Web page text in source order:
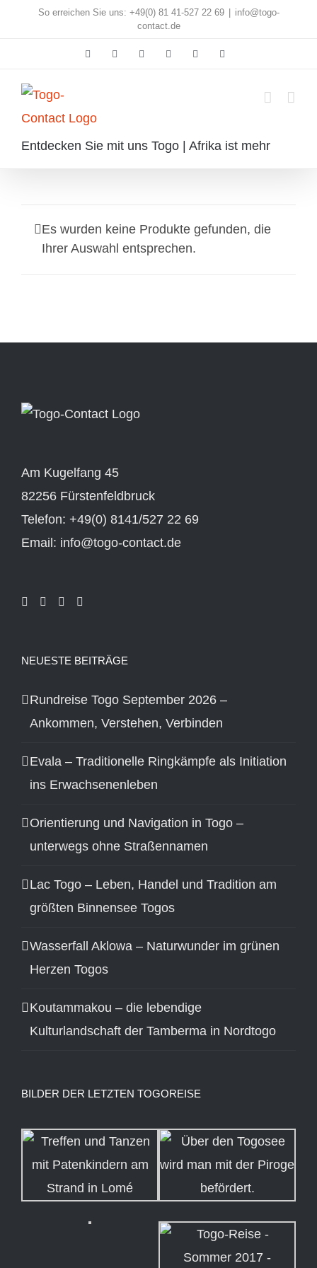
So erreichen Sie uns: +49(0) 81 41-527 22 69
info@togo-
contact.de
FacebookInstagramPinterest
Entdecken Sie mit uns Togo | Afrika ist mehr
Es wurden keine Produkte gefunden, die
Ihrer Auswahl entsprechen.
Am Kugelfang 45
82256 Fürstenfeldbruck
Telefon: +49(0) 8141/527 22 69
Email: info@togo-contact.de
NEUESTE BEITRÄGE
Rundreise Togo September 2026 –
Ankommen, Verstehen, Verbinden
Evala – Traditionelle Ringkämpfe als Initiation
ins Erwachsenenleben
Orientierung und Navigation in Togo –
unterwegs ohne Straßennamen
Lac Togo – Leben, Handel und Tradition am
größten Binnensee Togos
Wasserfall Aklowa – Naturwunder im grünen
Herzen Togos
Koutammakou – die lebendige
Kulturlandschaft der Tamberma in Nordtogo
BILDER DER LETZTEN TOGOREISE